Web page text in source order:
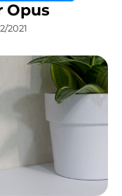
Opus
2021